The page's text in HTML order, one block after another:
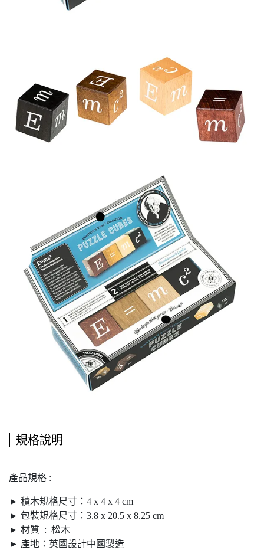
規格說明
產品規格 :
► 積木規格尺寸：4 x 4 x 4 cm
► 包裝規格尺寸：3.8 x 20.5 x 8.25 cm
► 材質 : 松木
► 產地：英國設計中國製造